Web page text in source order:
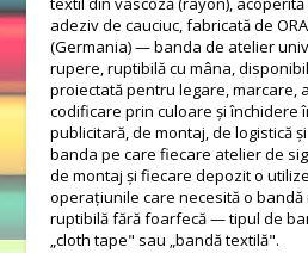
adeziv de cauciuc, fabricată de
(Germania) — banda de atelier
rupere, ruptibilă cu mâna,
proiectată pentru legare, marcare,
codificare prin culoare și închidere
publicitară, de montaj, de logistică
banda pe care fiecare atelier de
de montaj și fiecare depozit o
operațiunile care necesită o bandă
ruptibilă fără foarfecă — tipul de
„cloth tape" sau „bandă textilă".